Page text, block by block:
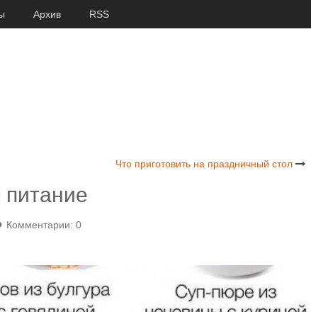
Архив RSS
Что приготовить на праздничный стол
Комментарии: 0